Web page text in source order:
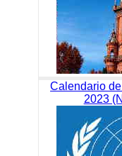
Calendario
2023